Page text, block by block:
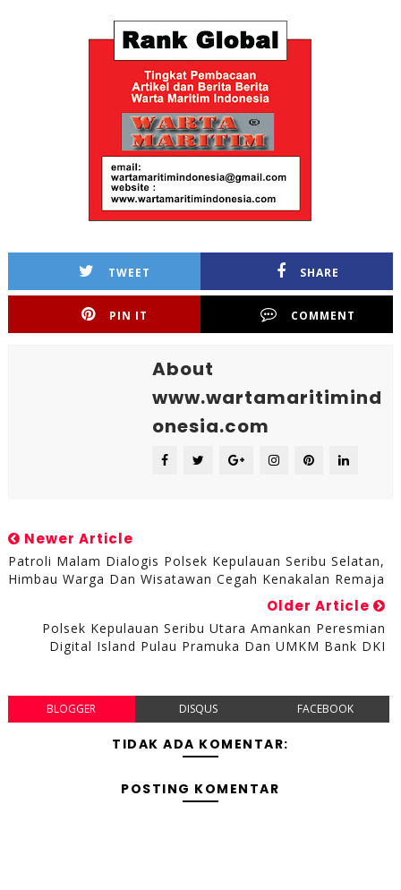
TWEET SHARE
PIN IT COMMENT
About
www.wartamaritimind
onesia.com
Newer Article
Patroli Malam Dialogis Polsek Kepulauan Seribu Selatan,
Himbau Warga Dan Wisatawan Cegah Kenakalan Remaja
Older Article
Polsek Kepulauan Seribu Utara Amankan Peresmian
Digital Island Pulau Pramuka Dan UMKM Bank DKI
BLOGGER DISQUS FACEBOOK
TIDAK ADA KOMENTAR:
POSTING KOMENTAR